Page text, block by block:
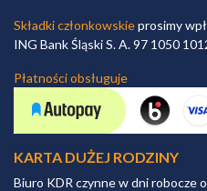
Składki członkowskieprosimy
ING Bank Śląski S. A. 97 1050
Płatności obsługuje
KARTA DUŻEJ RODZINY
Biuro KDR czynne w dni robocze